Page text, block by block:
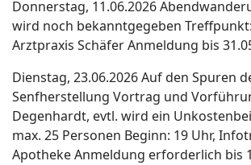
Donnerstag, 11.06.2026
wird noch bekanntgegeben
Arztpraxis SchäferAnmeldung bis
Dienstag, 23.06.2026Auf den Spuren
Senfherstellung Vortrag und
Degenhardt, evtl. wird ein
max. 25 Personen Beginn: 19 Uhr,
ApothekeAnmeldung erforderlich bis